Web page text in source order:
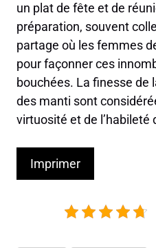
un plat de fête et de
préparation, souvent
partage où les femmes
pour façonner ces
bouchées. La finesse de
des manti sont
virtuosité et de l’habileté
Imprimer